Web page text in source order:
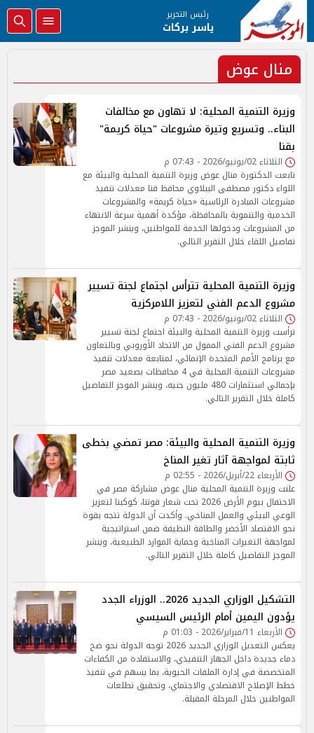
رئيس التحرير
ياسر بركات
منال عوض
وزيرة التنمية المحلية: لا تهاون مع مخالفات
البناء.. وتسريع وتيرة مشروعات "حياة كريمة"
بقنا
الثلاثاء 02/يونيو/2026 - 07:43 م
تابعت الدكتورة منال عوض وزيرة التنمية المحلية والبيئة مع
اللواء دكتور مصطفى الببلاوي محافظ قنا معدلات تنفيذ
مشروعات المبادرة الرئاسية «حياة كريمة» والمشروعات
الخدمية والتنموية بالمحافظة، مؤكدة أهمية سرعة الانتهاء
من المشروعات ودخولها الخدمة للمواطنين، وينشر الموجز
تفاصيل اللقاء خلال التقرير التالي.
وزيرة التنمية المحلية تترأس اجتماع لجنة تسيير
مشروع الدعم الفني لتعزيز اللامركزية
الثلاثاء 02/يونيو/2026 - 07:43 م
ترأست وزيرة التنمية المحلية والبيئة اجتماع لجنة تسيير
مشروع الدعم الفني الممول من الاتحاد الأوروبي وبالتعاون
مع برنامج الأمم المتحدة الإنمائي، لمتابعة معدلات تنفيذ
مشروعات التنمية المحلية في 4 محافظات بصعيد مصر
بإجمالي استثمارات 480 مليون جنيه، وينشر الموجز التفاصيل
كاملة خلال التقرير التالي.
وزيرة التنمية المحلية والبيئة: مصر تمضي بخطى
ثابتة لمواجهة آثار تغير المناخ
الأربعاء 22/أبريل/2026 - 02:55 م
علنت وزيرة التنمية المحلية منال عوض مشاركة مصر في
الاحتفال بيوم الأرض 2026 تحت شعار قوتنا، كوكبنا لتعزيز
الوعي البيئي والعمل المناخي. وأكدت أن الدولة تتجه بقوة
نحو الاقتصاد الأخضر والطاقة النظيفة ضمن استراتيجية
لمواجهة التغيرات المناخية وحماية الموارد الطبيعية، وينشر
الموجز التفاصيل كاملة خلال التقرير التالي.
التشكيل الوزاري الجديد 2026.. الوزراء الجدد
يؤدون اليمين أمام الرئيس السيسي
الأربعاء 11/فبراير/2026 - 01:03 م
يعكس التعديل الوزاري الجديد 2026 توجه الدولة نحو ضخ
دماء جديدة داخل الجهاز التنفيذي، والاستفادة من الكفاءات
المتخصصة في إدارة الملفات الحيوية، بما يسهم في تنفيذ
خطط الإصلاح الاقتصادي والاجتماي، وتحقيق تطلعات
المواطنين خلال المرحلة المقبلة.